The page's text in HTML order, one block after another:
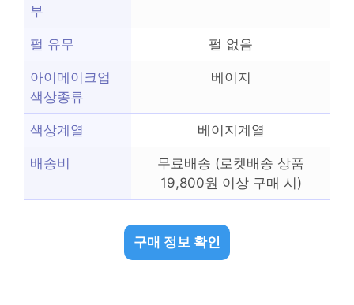
부
펄 유무 펄 없음
아이메이크업
색상종류
베이지
색상계열 베이지계열
배송비
무료배송 (로켓배송 상품
19,800원 이상 구매 시)
구매 정보 확인